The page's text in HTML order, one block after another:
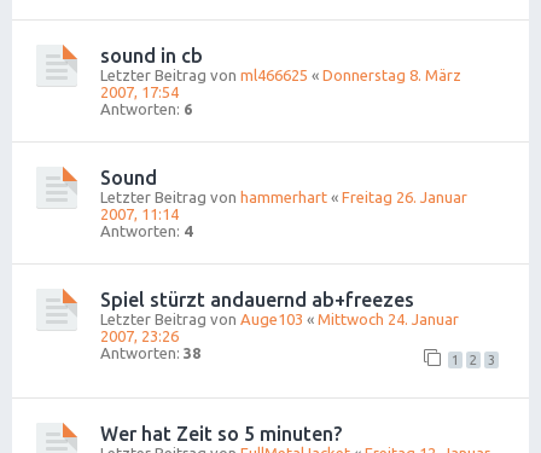
sound in cb
Letzter Beitrag von ml466625 « Donnerstag 8. März
2007, 17:54
Antworten: 6
Sound
Letzter Beitrag von hammerhart « Freitag 26. Januar
2007, 11:14
Antworten: 4
Spiel stürzt andauernd ab+freezes
Letzter Beitrag von Auge103 « Mittwoch 24. Januar
2007, 23:26
Antworten: 38 1 2 3
Wer hat Zeit so 5 minuten?